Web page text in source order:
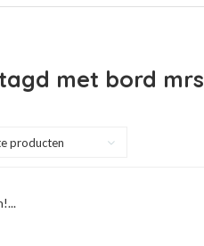
met bord mrs
producten